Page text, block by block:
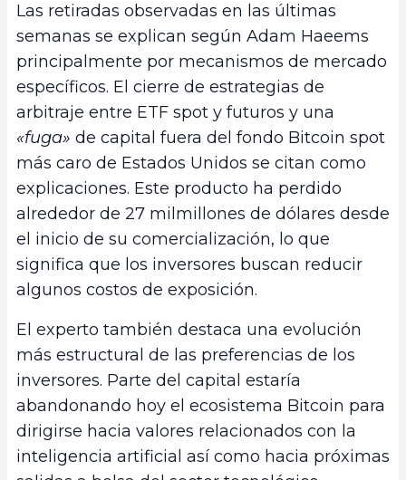
Las retiradas observadas en las últimas
semanas se explican según Adam Haeems
principalmente por mecanismos de mercado
específicos. El cierre de estrategias de
arbitraje entre ETF spot y futuros y una
«fuga» de capital fuera del fondo Bitcoin spot
más caro de Estados Unidos se citan como
explicaciones. Este producto ha perdido
alrededor de 27 milmillones de dólares desde
el inicio de su comercialización, lo que
significa que los inversores buscan reducir
algunos costos de exposición.
El experto también destaca una evolución
más estructural de las preferencias de los
inversores. Parte del capital estaría
abandonando hoy el ecosistema Bitcoin para
dirigirse hacia valores relacionados con la
inteligencia artificial así como hacia próximas